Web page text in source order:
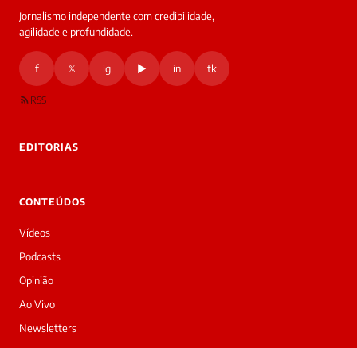
Jornalismo independente com credibilidade,
agilidade e profundidade.
f 𝕏 ig ▶ in tk
RSS
EDITORIAS
CONTEÚDOS
Vídeos
Podcasts
Opinião
Ao Vivo
Newsletters